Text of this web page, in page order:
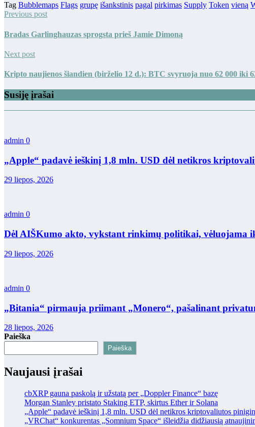
Tag Bubblemaps Flags grupę išankstinis pagal pirkimas Supply Token vieną
Previous post
Bradas Garlinghauzas sprogsta prieš Jamie Dimoną
Next post
Kripto naujienos šiandien (birželio 12 d.): BTC svyruoja nuo 62 000 iki
Susiję įrašai
admin 0
„Apple“ padavė ieškinį 1,8 mln. USD dėl netikros
29 liepos, 2026
admin 0
Dėl AIŠKumo akto, vykstant rinkimų politikai, vėluojama
29 liepos, 2026
admin 0
„Bitania“ pirmauja priimant „Monero“, pašalinant
28 liepos, 2026
Paieška
Paieška
Naujausi įrašai
cbXRP gauna paskolą ir užstatą per „Doppler Finance“ bazę
Morgan Stanley pristato Staking ETP, skirtus Ether ir Solana
„Apple“ padavė ieškinį 1,8 mln. USD dėl netikros kriptovaliutos
„VRChat“ konkurentas „Somnium Space“ išleidžia didžiausią